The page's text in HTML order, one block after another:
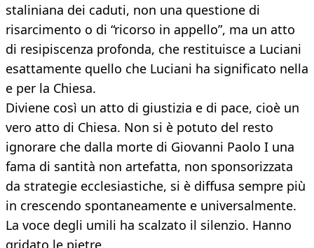
staliniana dei caduti, non una questione di
risarcimento o di “ricorso in appello”, ma un atto
di resipiscenza profonda, che restituisce a Luciani
esattamente quello che Luciani ha significato nella
e per la Chiesa.
Diviene così un atto di giustizia e di pace, cioè un
vero atto di Chiesa. Non si è potuto del resto
ignorare che dalla morte di Giovanni Paolo I una
fama di santità non artefatta, non sponsorizzata
da strategie ecclesiastiche, si è diffusa sempre più
in crescendo spontaneamente e universalmente.
La voce degli umili ha scalzato il silenzio. Hanno
gridato le pietre.